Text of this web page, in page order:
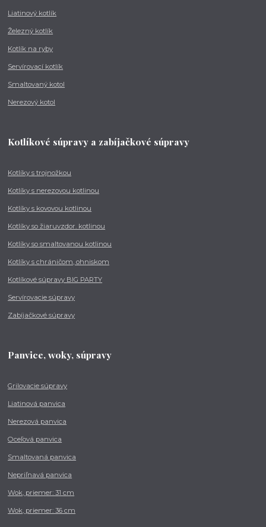
Liatinový kotlík
Železný kotlík
Kotlík na ryby
Servírovací kotlík
Smaltovaný kotol
Nerezový kotol
Kotlíkové súpravy a zabíjačkové súpravy
Kotlíky s trojnožkou
Kotlíky s nerezovou kotlinou
Kotlíky s kovovou kotlinou
Kotlíky so žiaruvzdor. kotlinou
Kotlíky so smaltovanou kotlinou
Kotlíky s chráničom, ohniskom
Kotlíkové súpravy BIG PARTY
Servírovacie súpravy
Zabíjačkové súpravy
Panvice, woky, súpravy
Grilovacie súpravy
Liatinová panvica
Nerezová panvica
Oceľová panvica
Smaltovaná panvica
Nepriľnavá panvica
Wok, priemer: 31 cm
Wok, priemer: 36 cm